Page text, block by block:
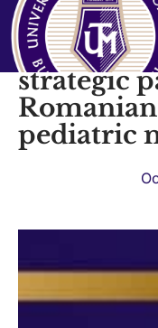
Titu
strategic
pediatric